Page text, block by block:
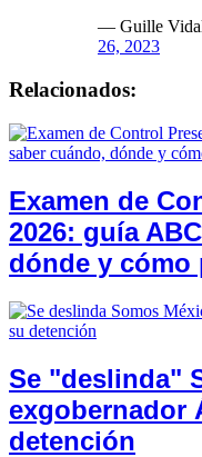
— Guille
26, 2023
Relacionados:
Examen de
2026: guía
dónde y cómo
Se "deslinda"
exgobernador
detención